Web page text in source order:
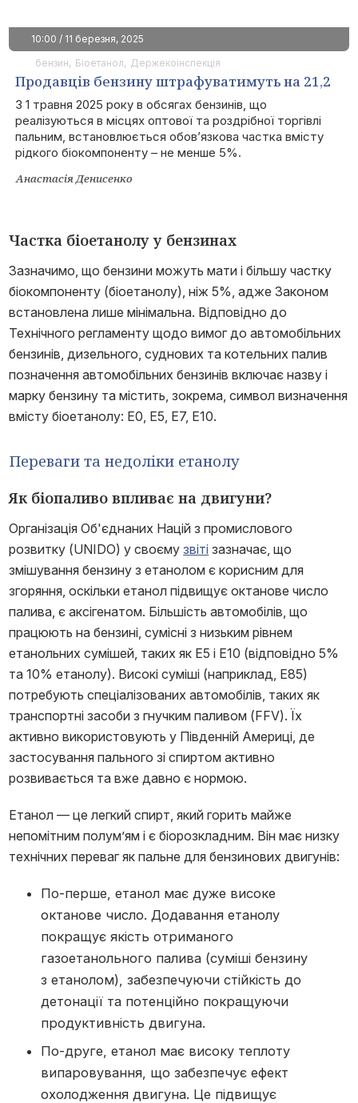
10:00 / 11 березня, 2025
бензин
Біоетанол Держекоінспекція
Продавців бензину штрафуватимуть на 21,2
грн/л за відсутність біоетанолу в бензинах
З 1 травня 2025 року в обсягах бензинів, що
реалізуються в місцях оптової та роздрібної торгівлі
пальним, встановлюється обов’язкова частка вмісту
рідкого біокомпоненту – не менше 5%.
Анастасія Денисенко
Частка біоетанолу у бензинах
Зазначимо, що бензини можуть мати і більшу частку
біокомпоненту (біоетанолу), ніж 5%, адже Законом
встановлена лише мінімальна. Відповідно до
Технічного регламенту щодо вимог до автомобільних
бензинів, дизельного, суднових та котельних палив
позначення автомобільних бензинів включає назву і
марку бензину та містить, зокрема, символ визначення
вмісту біоетанолу: Е0, Е5, Е7, Е10.
Переваги та недоліки етанолу
Як біопаливо впливає на двигуни?
Організація Об'єднаних Націй з промислового
розвитку (UNIDO) у своємузвіті зазначає, що
змішування бензину з етанолом є корисним для
згоряння, оскільки етанол підвищує октанове число
палива, є аксігенатом. Більшість автомобілів, що
працюють на бензині, сумісні з низьким рівнем
етанольних сумішей, таких як E5 і E10 (відповідно 5%
та 10% етанолу). Високі суміші (наприклад, E85)
потребують спеціалізованих автомобілів, таких як
транспортні засоби з гнучким паливом (FFV). Їх
активно використовують у Південній Америці, де
застосування пального зі спиртом активно
розвивається та вже давно є нормою.
Етанол — це легкий спирт, який горить майже
непомітним полум’ям і є біорозкладним. Він має низку
технічних переваг як пальне для бензинових двигунів:
По-перше, етанол має дуже високе
октанове число. Додавання етанолу
покращує якість отриманого
газоетанольного палива (суміші бензину
з етанолом), забезпечуючи стійкість до
детонації та потенційно покращуючи
продуктивність двигуна.
По-друге, етанол має високу теплоту
випаровування, що забезпечує ефект
охолодження двигуна. Це підвищує